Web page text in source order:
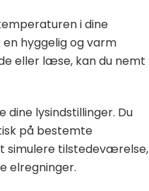
i dine
hyggelig og varm
eller læse, kan du nemt
lysindstillinger. Du
på bestemte
simulere tilstedeværelse,
elregninger.